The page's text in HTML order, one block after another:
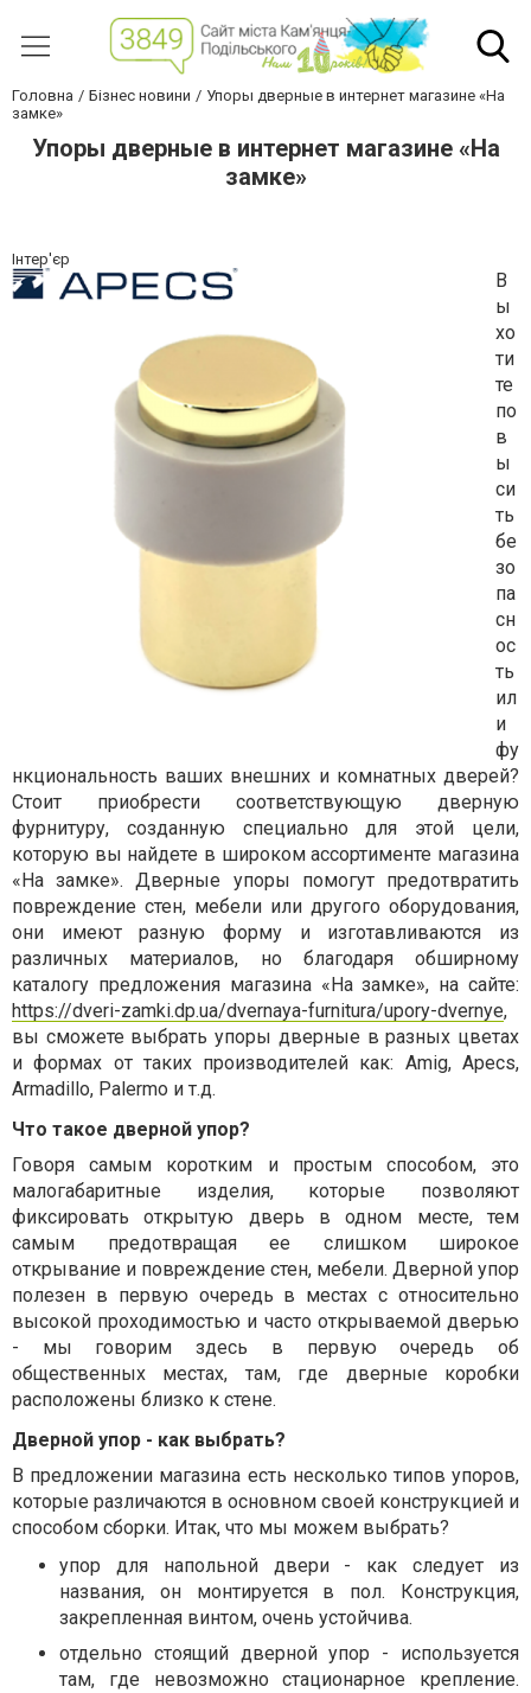
Головна Бізнес новини
Упоры дверные в интернет магазине «На
замке»
Упоры дверные в интернет магазине «На
замке»
Інтер'єр
В
ы
хо
ти
те
по
в
ы
си
ть
бе
зо
па
сн
ос
ть
ил
и
фу
нкциональность ваших внешних и комнатных дверей?
Стоит приобрести соответствующую дверную
фурнитуру, созданную специально для этой цели,
которую вы найдете в широком ассортименте магазина
«На замке». Дверные упоры помогут предотвратить
повреждение стен, мебели или другого оборудования,
они имеют разную форму и изготавливаются из
различных материалов, но благодаря обширному
каталогу предложения магазина «На замке», на сайте:
https://dveri-zamki.dp.ua/dvernaya-furnitura/upory-dvernye,
вы сможете выбрать упоры дверные в разных цветах
и формах от таких производителей как: Amig, Apecs,
Armadillo, Palermo и т.д.
Что такое дверной упор?
Говоря самым коротким и простым способом, это
малогабаритные изделия, которые позволяют
фиксировать открытую дверь в одном месте, тем
самым предотвращая ее слишком широкое
открывание и повреждение стен, мебели. Дверной упор
полезен в первую очередь в местах с относительно
высокой проходимостью и часто открываемой дверью
- мы говорим здесь в первую очередь об
общественных местах, там, где дверные коробки
расположены близко к стене.
Дверной упор - как выбрать?
В предложении магазина есть несколько типов упоров,
которые различаются в основном своей конструкцией и
способом сборки. Итак, что мы можем выбрать?
упор для напольной двери - как следует из
названия, он монтируется в пол.
Конструкция,
закрепленная винтом, очень устойчива.
отдельно стоящий дверной упор - используется
там, где невозможно стационарное крепление.